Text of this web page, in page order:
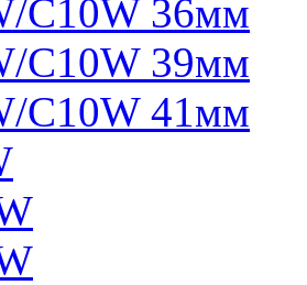
C10W 36мм
C10W 39мм
C10W 41мм